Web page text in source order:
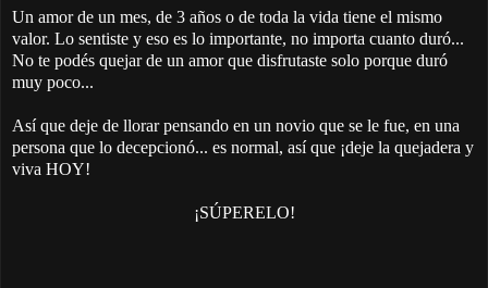
Un amor de un mes, de 3 años o de toda la vida tiene el mismo
valor. Lo sentiste y eso es lo importante, no importa cuanto duró...
No te podés quejar de un amor que disfrutaste solo porque duró
muy poco...
Así que deje de llorar pensando en un novio que se le fue, en una
persona que lo decepcionó... es normal, así que ¡deje la quejadera y
viva HOY!
¡SÚPERELO!